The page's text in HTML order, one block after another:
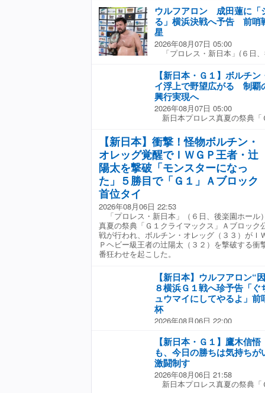
スで。どれだけ身体しんどく
そのプロレスのファンのおか
って、人によっては自分のい
から。それがプロレスにしか
ざいました」と明かした。 敗
ンピオンとして情けないとと
オレッグ！ 商売あがったり
たんじゃな。うれしいぜ。後
背負うな』って言われたけど
負えるなんざ、ひと言も言っ
レスのレスラーみんなで新た
俺たちならできる。俺たちな
はずだ」と前を見据えた。
クは勝ち点１０でボルチンと
走。後を４勝３敗の８点で辻
る。 ◆８・６後楽園ホール
０分１本勝負 〇ジェイコブ・
ＮＡＲＥ（６分５１秒 ジェ
田優虎●、上村優也 ▼第２試
イン・ジェイ、カラム・ニュ
ウト）外道、ＯＳＫＡＲ● ▼
〇ハートリー・ジャクソン、
分２３秒 ジャンピングパワ
●、ドリラ・モロニー ▼第
Ｘ ３６』Ａブロック公式戦
ｃｅ（３勝４敗＝６点）●
負 〇ジェイク・リー（３勝４
則）グレート‐Ｏ‐カーン（２
合 同 ３０分１本勝負 〇大岩
（８分５１秒 ビッグロック）
点）● ▼第８試合 同 ３０分
ン→片エビ固め）ＫＯＮＯＳ
（５勝２敗＝１０点）● ▼
〇ボルチン・オレッグ（５勝
秒 ラストカミカゼ→体固め）
ウナギはメインの安納サオリ
試合に出場する。そして大会
ギサヤカの方がいつも普通に
う見ても「超人・石森太二は
のため、関わらぬが吉だった
になってけたたましく鳴り響
は、東スポが一番早そうだか
ウナギは「私は９月２日に４
クーアガーデンステージ（東
を用意した！ そこで超人・石
けど、答えはＮＯだった。そ
との経緯を説明。だからとい
『査定してやるよ！』という
た！（変型ドライバー）もパ
っちがパクってやろうと思い
す」と、なかなか低レベルな
かくにもウナギの要求はただ
「こっちはわけわからないＡ
んだ！ 当然石森太二も見に来
板代わりに来場を要求。こん
メッセージは石森に届いてく
ウルフアロン 成田蓮に「
る」横浜決戦へ予告 前哨
星
2026年08月07日 05:00
「プロレス・新日本」(６日
で対戦する成田蓮と前哨戦と
パートナーの松本達哉が成田
だ。 極悪軍団「ハウス・オブ
を率いる成田とは一騎打ちで
で、凶器や金的攻撃など極悪
向けて「相変わらず汚い戦い
【新日本・Ｇ１】ボルチ
イ浮上で野望広がる 制覇
興行実現へ
2026年08月07日 05:00
新日本プロレス真夏の祭典
のボルチン・オレッグ（３３
陽太（３２）から５勝目を挙
ブロック首位タイとなった
序盤から猛攻にさらされたボ
ラスターをキャッチすると餅
をつかんでカミカゼを防ごう
当に男だ。頑張ってる人間だ
本はもっと強くなるぞ！ お前
の垣根を越えたメッセージを
唯一の１敗だったＫＯＮＯＳ
（竹下幸之介）が鷹木信悟に
イに浮上。Ｇ１を制すれば今
が確実となる。取材に「簡単
ともっと頑張らなきゃと思え
ストタイミングだと思うから
かせた。 さらにカザフスタ
ルチンにはＧ１制覇、ＩＷＧ
母国でのプロレス初開催だ。
選手が増えてきたら、いつか
かもしれないじゃないですか
広めていきたいと思うので。
いし、機会があってやること
す」。 これを受け、新日本の
は新日本の強みでもあります
はボルチンがいないと実現で
【新日本】衝撃！怪物ボルチン・
オレッグ覚醒でＩＷＧＰ王者・辻
陽太を撃破「モンスターになっ
た」５勝目で「Ｇ１」Ａブロック
首位タイ
2026年08月06日 22:53
「プロレス・新日本」（６日、後楽園ホー
真夏の祭典「Ｇ１クライマックス」Ａブロック
戦が行われ、ボルチン・オレッグ（３３）がＩ
Ｐヘビー級王者の辻陽太（３２）を撃破する衝
番狂わせを起こした。
【新日本】ウルフアロン“
８横浜Ｇ１戦へ珍予告「
ュウマイにしてやるよ」
杯
2026年08月06日 22:00
ＥＲ無差別級王者のウルフア
で、８日の横浜武道館大会で
ス」Ｂブロック公式戦で対戦
行ったが、パートナーの松本
膝十字固めで仕留められ、苦
軍団「ハウス・オブ・トーチ
【新日本・Ｇ１】鷹木信
も、今日の勝ちは気持ち
激闘制す
2026年08月06日 21:58
新日本プロレス真夏の祭典